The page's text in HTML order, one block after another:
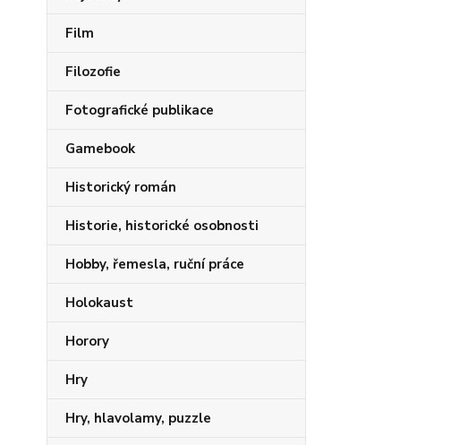
Film
Filozofie
Fotografické publikace
Gamebook
Historický román
Historie, historické osobnosti
Hobby, řemesla, ruční práce
Holokaust
Horory
Hry
Hry, hlavolamy, puzzle